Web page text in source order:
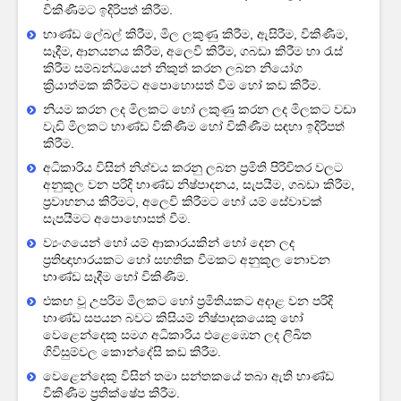
විකිණීමට ඉදිරිපත් කිරීම.
භාණ්ඩ ලේබල් කිරීම, මිල ලකුණු කිරීම, ඇසිරීම, විකිණීම,
සෑදීම‚ ආනයනය කිරීම‚ අලෙවි කිරීම‚ ගබඩා කිරීම හා රැස්
කිරීම සම්බන්ධයෙන් නිකුත් කරන ලබන නියෝග
ක්‍රියාත්මක කිරීමට අපො‍හොසත් වීම හෝ කඩ කිරීම.
නියම කරන ලද මිලකට හෝ ලකුණු කරන ලද මිලකට වඩා
වැඩි මිලකට භාණ්ඩ විකිණීම‍ හෝ විකිණීම සඳහා ඉදිරිපත්
කිරීම.
අධිකාරිය විසින් නිශ්චය කරනු ලබන ප්‍රමිති පිරිවිතර වලට
අනුකූල වන පරිදි භාණ්ඩ නිෂ්පාදනය, සැපයීම, ගබඩා කිරීම,
ප්‍රවාහනය කිරීමට, අලෙවි කිරීමට හෝ යම් සේවාවක්
සැපයීමට අපොහොසත් වීම.
ව්‍යංගයෙන් හෝ යම් ආකාරයකින් හෝ දෙන ලද
ප්‍රතිඥාභාරයකට‌‌ හෝ සහතික‌ වීමකට අනුකූල නොවන
භාණ්ඩ සෑදීම හෝ විකිණීම.
එකඟ වූ උපරිම මිලකට හෝ ප්‍රමිතියකට අදාළ වන පරිදි
භාණ්ඩ සපයන බවට කිසියම් නිෂ්පාදකයෙකු හෝ
වෙළෙන්දෙකු සමග අධිකාරිය එළෙඹෙන ලද ලිඛිත
ගිවිසුම්වල කොන්දේසි කඩ කිරීම.
වෙළෙන්දෙකු විසින් තමා සන්තකයේ තබා ඇති භාණ්ඩ
විකිණීම ප්‍රතික්ෂේප කිරීම.